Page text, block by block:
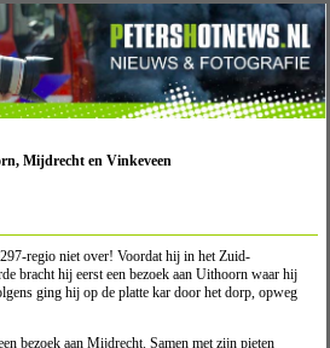
Mijdrecht en Vinkeveen
regio niet over! Voordat hij in het Zuid-
bracht hij eerst een bezoek aan Uithoorn waar hij
ging hij op de platte kar door het dorp, opweg
bezoek aan Mijdrecht. Samen met zijn pieten